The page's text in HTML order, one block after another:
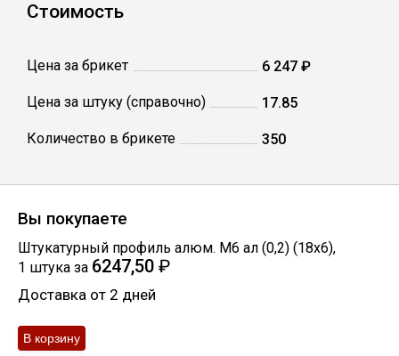
Полоса
Катанка
Профлист
Винтовые сваи
Стоимость
Цена за брикет 6 247 ₽
Цена за штуку (справочно) 17.85
Количество в брикете 350
Вы покупаете
Штукатурный профиль алюм. М6 ал (0,2) (18х6),
1 штука за 6247,50 ₽
Доставка от 2 дней